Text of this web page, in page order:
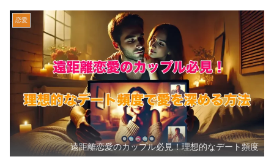
恋愛
遠距離恋愛のカップル必見！理想的なデート頻度